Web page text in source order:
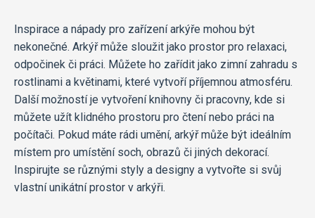
Inspirace a nápady pro zařízení arkýře mohou být
nekonečné. Arkýř může sloužit jako prostor pro relaxaci,
odpočinek či práci. Můžete ho zařídit jako zimní zahradu s
rostlinami a květinami, které vytvoří příjemnou atmosféru.
Další možností je vytvoření knihovny či pracovny, kde si
můžete užít klidného prostoru pro čtení nebo práci na
počítači. Pokud máte rádi umění, arkýř může být ideálním
místem pro umístění soch, obrazů či jiných dekorací.
Inspirujte se různými styly a designy a vytvořte si svůj
vlastní unikátní prostor v arkýři.